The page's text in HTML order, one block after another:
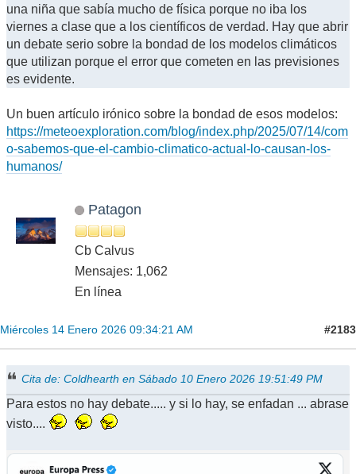
una niña que sabía mucho de física porque no iba los
viernes a clase que a los científicos de verdad. Hay que abrir
un debate serio sobre la bondad de los modelos climáticos
que utilizan porque el error que cometen en las previsiones
es evidente.
Un buen artículo irónico sobre la bondad de esos modelos:
https://meteoexploration.com/blog/index.php/2025/07/14/com
o-sabemos-que-el-cambio-climatico-actual-lo-causan-los-
humanos/
Patagon
Cb Calvus
Mensajes: 1,062
En línea
Miércoles 14 Enero 2026 09:34:21 AM #2183
Cita de: Coldhearth en Sábado 10 Enero 2026 19:51:49 PM
Para estos no hay debate..... y si lo hay, se enfadan ... abrase
visto....